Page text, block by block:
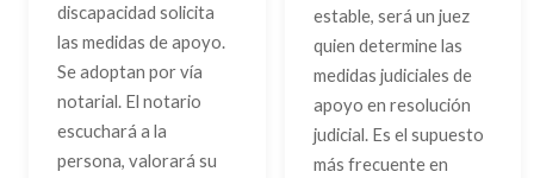
discapacidad solicita
las medidas de apoyo.
Se adoptan por vía
notarial. El notario
escuchará a la
persona, valorará su
estable, será un juez
quien determine las
medidas judiciales de
apoyo en resolución
judicial. Es el supuesto
más frecuente en